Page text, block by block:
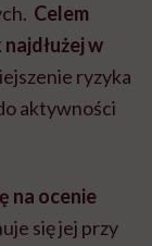
Celem
w
ryzyka
aktywności
na ocenie
się jej przy